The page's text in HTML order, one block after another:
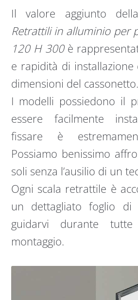
Il valore aggiunto
Retrattili in alluminio per
120 H 300è
e rapidità di installazione
dimensioni del cassonetto.
I modelli possiedono il
essere facilmente
fissare è
Possiamo benissimo
soli senza l’ausilio di un
Ogni scala retrattile è
un dettagliato foglio di
guidarvi durante
montaggio.